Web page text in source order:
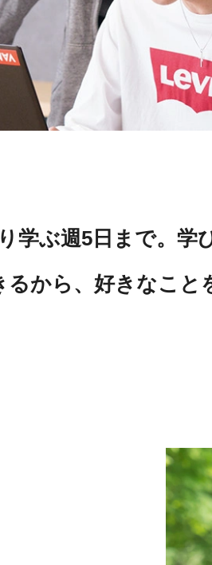
学ぶ週5⽇まで。学
から、好きなこと